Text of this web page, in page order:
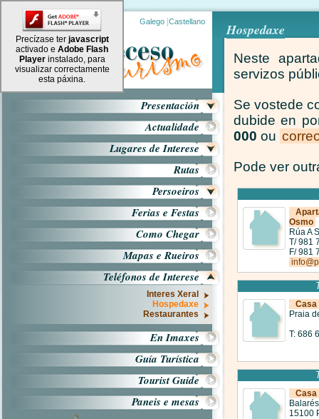
Precízase ter javascript
activado e Adobe Flash
Playerinstalado, para
visualizar correctamente
esta páxina.
Galego Castellano
Presentación
Actualidade
Lugares de Interese
Rutas
Persoeiros
Ferias e Festas
Como Chegar
Mapas e Rueiros
Teléfonos de Interese
Interes Xeral
Hospedaxe
Restaurantes
En Imaxes
Guía Turística
Tourist Guide
Paneis e mesas
Hospedaxe
Neste
servizos
Se vostede
dubide en
000 ou
Pode ver
Osmo
Rúa A
T/ 981
F/ 981
Casa
Praia
T: 686
Casa
Balarés
15100